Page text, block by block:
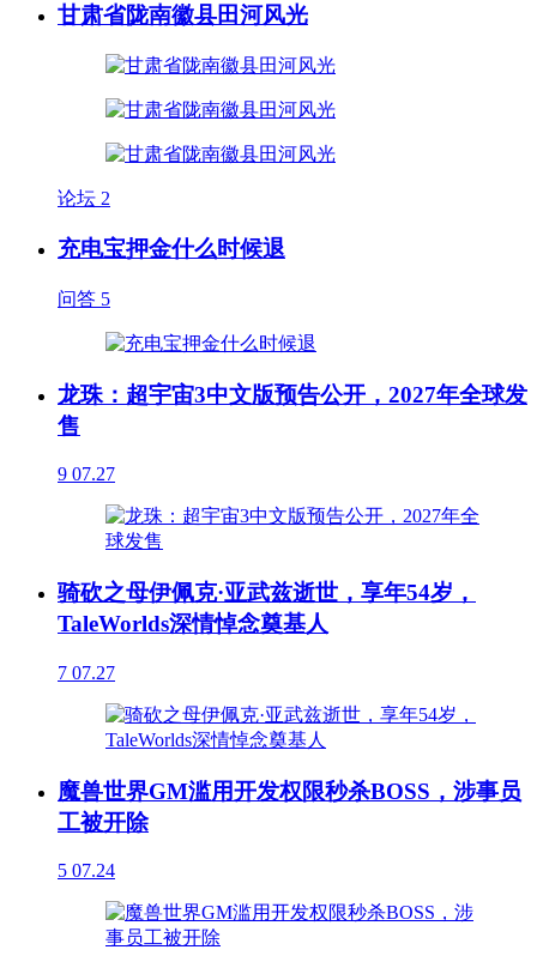
甘肃省陇南徽县田河风光
论坛 2
充电宝押金什么时候退
问答 5
龙珠：超宇宙3中文版预告公开，2027年全球发
售
9 07.27
骑砍之母伊佩克·亚武兹逝世，享年54岁，
TaleWorlds深情悼念奠基人
7 07.27
魔兽世界GM滥用开发权限秒杀BOSS，涉事员
工被开除
5 07.24